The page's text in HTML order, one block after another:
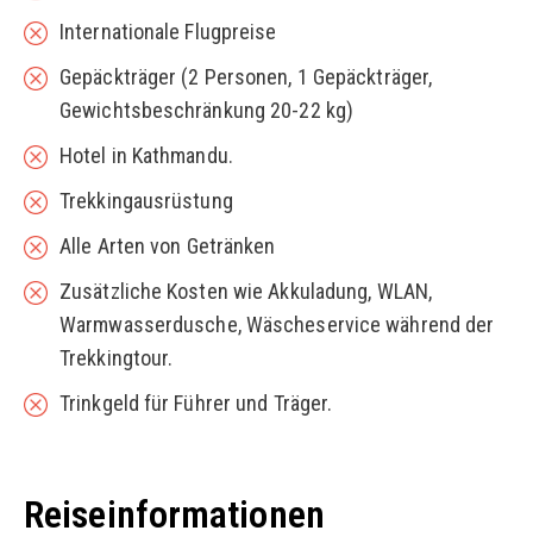
Internationale Flugpreise
Gepäckträger (2 Personen, 1 Gepäckträger,
Gewichtsbeschränkung 20-22 kg)
Hotel in Kathmandu.
Trekkingausrüstung
Alle Arten von Getränken
Zusätzliche Kosten wie Akkuladung, WLAN,
Warmwasserdusche, Wäscheservice während der
Trekkingtour.
Trinkgeld für Führer und Träger.
Reiseinformationen